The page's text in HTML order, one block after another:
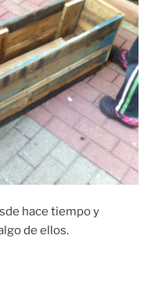
hace tiempo y
de ellos.